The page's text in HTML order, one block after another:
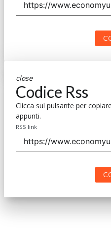
close
Codice Rss
Clicca sul pulsante per
appunti.
RSS link